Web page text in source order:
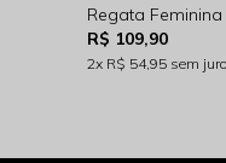
R$ 109,90
2x R$ 54,95 sem